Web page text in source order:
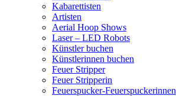
Kabarettisten
Artisten
Aerial Hoop Shows
Laser – LED Robots
Künstler buchen
Künstlerinnen buchen
Feuer Stripper
Feuer Stripperin
Feuerspucker-Feuerspuckerinnen